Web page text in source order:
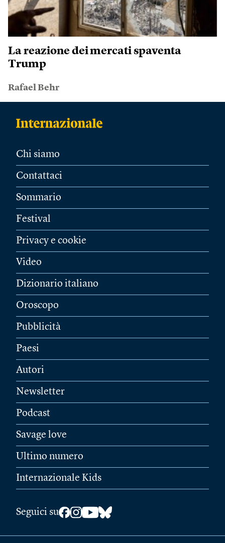
La reazione dei mercati spaventa
Trump
Rafael Behr
Chi siamo
Contattaci
Sommario
Festival
Privacy e cookie
Video
Dizionario italiano
Oroscopo
Pubblicità
Paesi
Autori
Newsletter
Podcast
Savage love
Ultimo numero
Internazionale Kids
Seguici su